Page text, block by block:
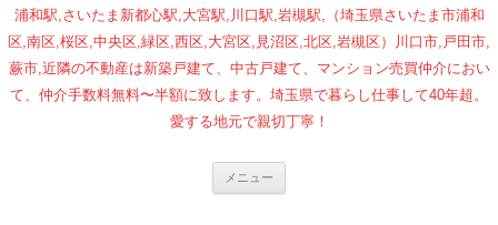
浦和駅,さいたま新都心駅,大宮駅,川口駅,岩槻駅,（埼玉県さいたま市浦和
区,南区,桜区,中央区,緑区,西区,大宮区,見沼区,北区,岩槻区）川口市,戸田市,
蕨市,近隣の不動産は新築戸建て、中古戸建て、マンション売買仲介におい
て、仲介手数料無料〜半額に致します。埼玉県で暮らし仕事して40年超。
愛する地元で親切丁寧！
メニュー